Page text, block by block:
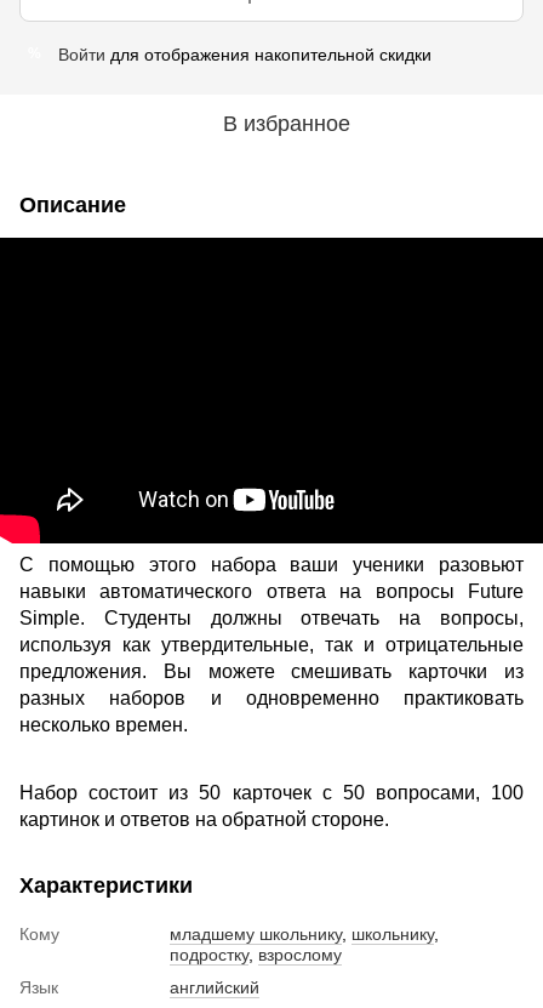
Войти для отображения накопительной скидки
В избранное
Описание
С помощью этого набора ваши ученики разовьют
навыки автоматического ответа на вопросы Future
Simple. Студенты должны отвечать на вопросы,
используя как утвердительные, так и отрицательные
предложения. Вы можете смешивать карточки из
разных наборов и одновременно практиковать
несколько времен.
Набор состоит из 50 карточек с 50 вопросами, 100
картинок и ответов на обратной стороне.
Характеристики
Кому младшему школьнику, школьнику,
подростку, взрослому
Язык
английский